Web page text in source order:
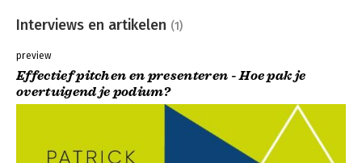
Interviews en artikelen (1)
preview
Effectief pitchen en presenteren - Hoe pak je
overtuigend je podium?